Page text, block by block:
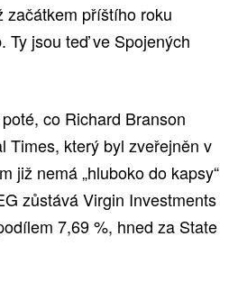
začátkem příštího roku
jsou teď ve Spojených
co Richard Branson
Times, který byl zveřejněn v
již nemá „hluboko do kapsy“
zůstává Virgin Investments
7,69 %, hned za State